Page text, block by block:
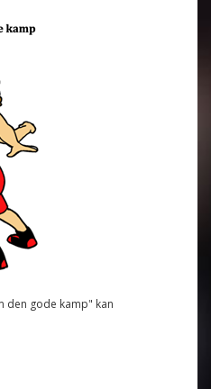
den gode kamp" kan